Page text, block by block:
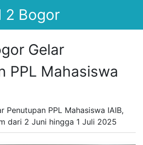
2 Bogor
Gelar
PPL Mahasiswa
Penutupan PPL Mahasiswa IAIB,
dari 2 Juni hingga 1 Juli 2025